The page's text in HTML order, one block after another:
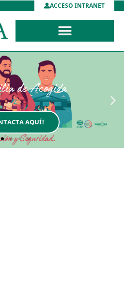
ACCESO INTRANET
de Acogida
AQUÍ!